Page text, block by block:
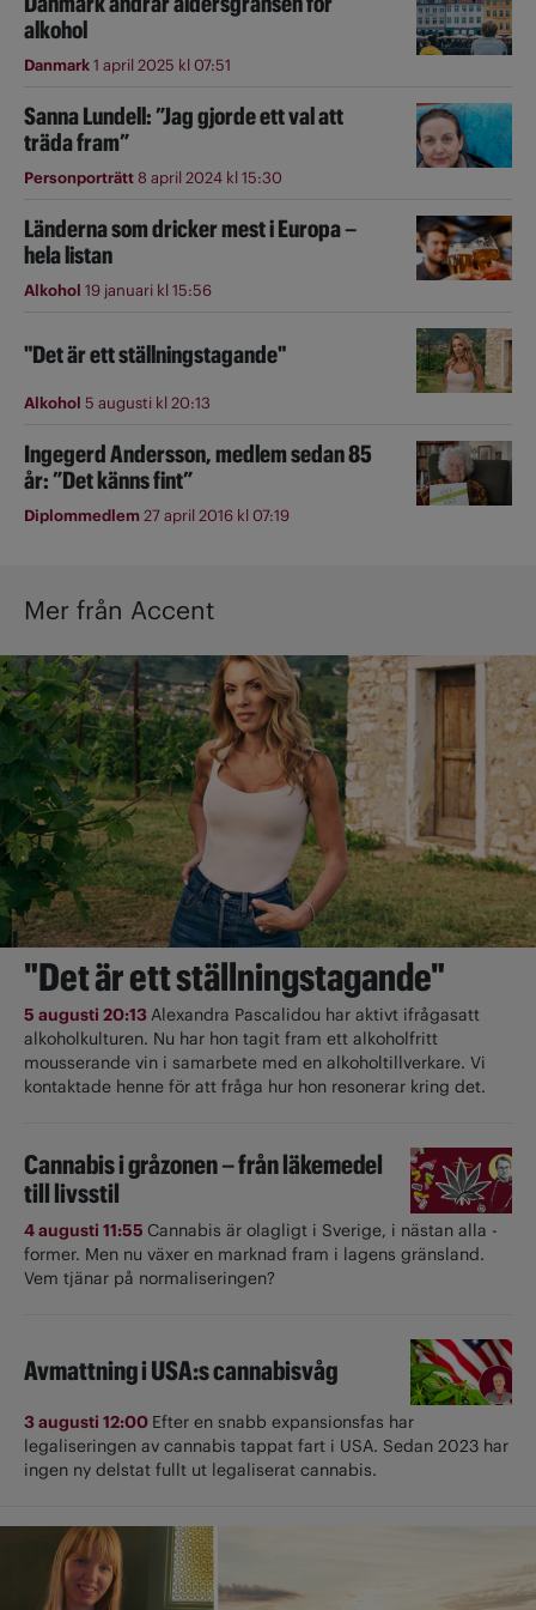
alkohol
Danmark1 april 2025 kl 07:51
Sanna Lundell: ”Jag gjorde ett val att
träda fram”
Personporträtt8 april 2024 kl 15:30
Länderna som dricker mest i Europa –
hela listan
Alkohol 19 januari kl 15:56
"Det är ett ställningstagande"
Alkohol 5 augusti kl 20:13
Ingegerd Andersson, medlem sedan 85
år: ”Det känns fint”
Diplommedlem27 april 2016 kl 07:19
Mer från Accent
"Det är ett ställningstagande"
5 augusti 20:13Alexandra Pascalidou har aktivt ifrågasatt
alkoholkulturen. Nu har hon tagit fram ett alkoholfritt
mousserande vin i samarbete med en alkoholtillverkare. Vi
kontaktade henne för att fråga hur hon resonerar kring det.
Cannabis i gråzonen – från läkemedel
till livsstil
4 augusti 11:55 Cannabis är olagligt i ­Sverige, i nästan alla ­
former. Men nu växer en marknad fram i lagens gränsland.
Vem tjänar på normaliseringen?
Avmattning i USA:s cannabisvåg
3 augusti 12:00 Efter en snabb expansionsfas har
legaliseringen av cannabis tappat fart i USA. Sedan 2023 har
ingen ny delstat fullt ut ­legaliserat cannabis.